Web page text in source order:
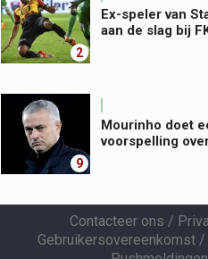
2
Ex-speler van
aan de slag bij
9
Mourinho doet
voorspelling
Contacteer ons /
Gebruikersovereenkomst/